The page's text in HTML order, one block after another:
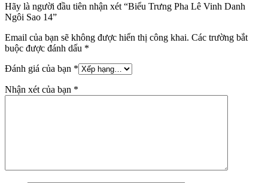
Hãy là người đầu tiên nhận xét “Biểu Trưng Pha Lê Vinh Danh
Ngôi Sao 14”
Email của bạn sẽ không được hiển thị công khai. Các trường bắt
buộc được đánh dấu *
Đánh giá của bạn *
Nhận xét của bạn *